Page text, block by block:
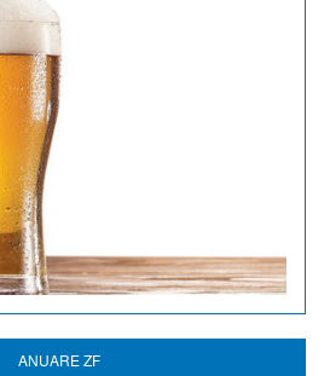
ANUARE ZF